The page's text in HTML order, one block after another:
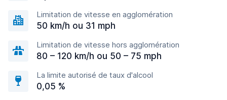
Limitation de vitesse en agglomération
50 km/h ou 31 mph
Limitation de vitesse hors agglomération
80 – 120 km/h ou 50 – 75 mph
La limite autorisé de taux d'alcool
0,05 %